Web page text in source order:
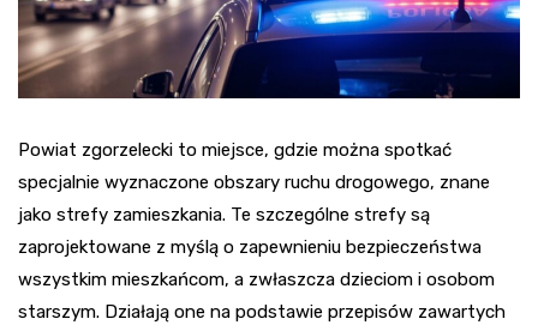
Powiat zgorzelecki to miejsce, gdzie można spotkać
specjalnie wyznaczone obszary ruchu drogowego, znane
jako strefy zamieszkania. Te szczególne strefy są
zaprojektowane z myślą o zapewnieniu bezpieczeństwa
wszystkim mieszkańcom, a zwłaszcza dzieciom i osobom
starszym. Działają one na podstawie przepisów zawartych